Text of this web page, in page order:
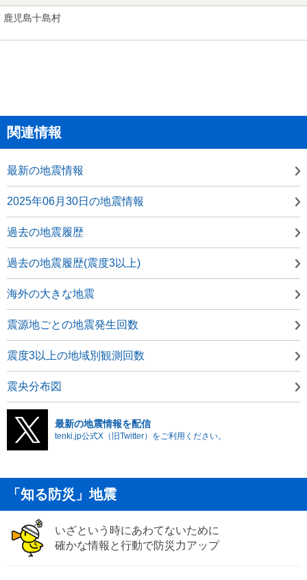
鹿児島十島村
関連情報
最新の地震情報
2025年06月30日の地震情報
過去の地震履歴
過去の地震履歴(震度3以上)
海外の大きな地震
震源地ごとの地震発生回数
震度3以上の地域別観測回数
震央分布図
最新の地震情報を配信
tenki.jp公式X（旧Twitter）をご利用ください。
「知る防災」地震
いざという時にあわてないために
確かな情報と行動で防災力アップ